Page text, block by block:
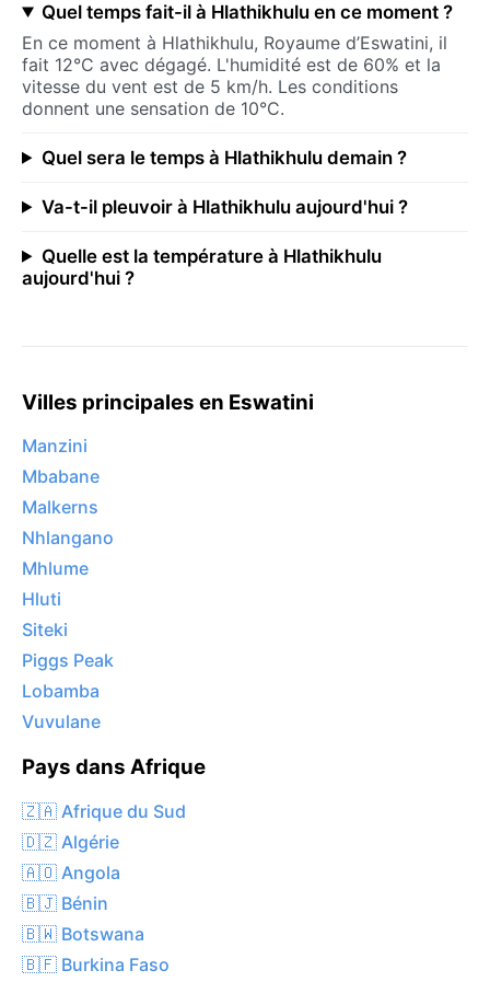
Quel temps fait-il à Hlathikhulu en ce moment ?
En ce moment à Hlathikhulu, Royaume d’Eswatini, il
fait 12°C avec dégagé. L'humidité est de 60% et la
vitesse du vent est de 5 km/h. Les conditions
donnent une sensation de 10°C.
Quel sera le temps à Hlathikhulu demain ?
Va-t-il pleuvoir à Hlathikhulu aujourd'hui ?
Quelle est la température à Hlathikhulu
aujourd'hui ?
Villes principales en Eswatini
Manzini
Mbabane
Malkerns
Nhlangano
Mhlume
Hluti
Siteki
Piggs Peak
Lobamba
Vuvulane
Pays dans Afrique
🇿🇦 Afrique du Sud
🇩🇿 Algérie
🇦🇴 Angola
🇧🇯 Bénin
🇧🇼 Botswana
🇧🇫 Burkina Faso